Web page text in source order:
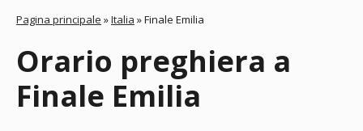
Pagina principale »Italia »Finale Emilia
Orario preghiera a
Finale Emilia